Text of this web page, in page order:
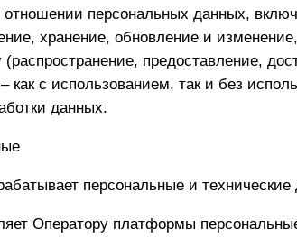
отношении персональных данных,
хранение, обновление и
предоставление,
как с использованием, так и без
данных.
персональные и технические
Оператору платформы